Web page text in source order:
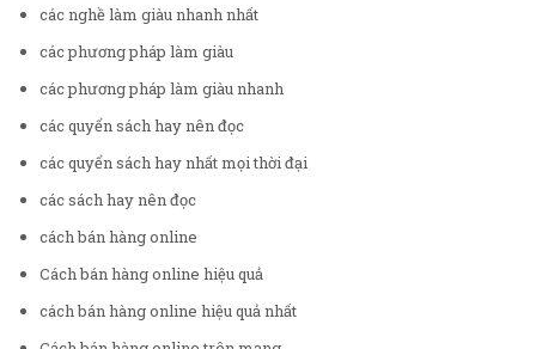
các nghề làm giàu nhanh nhất
các phương pháp làm giàu
các phương pháp làm giàu nhanh
các quyển sách hay nên đọc
các quyển sách hay nhất mọi thời đại
các sách hay nên đọc
cách bán hàng online
Cách bán hàng online hiệu quả
cách bán hàng online hiệu quả nhất